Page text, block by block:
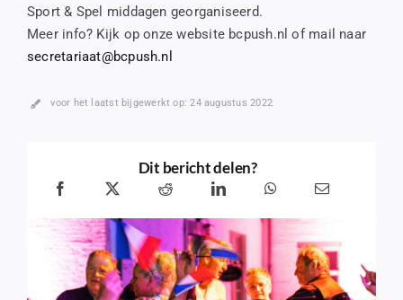
Sport & Spel middagen georganiseerd.
Meer info? Kijk op onze website bcpush.nl of mail naar
secretariaat@bcpush.nl
voor het laatst bijgewerkt op: 24 augustus 2022
Dit bericht delen?